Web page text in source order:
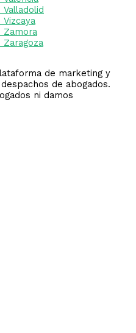
Zamora
de marketing y
de abogados.
ni damos